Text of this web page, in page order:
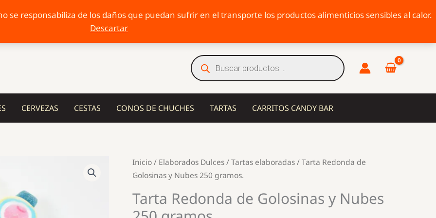
se responsabiliza de los daños que puedan sufrir en el transporte los productos alimenticios sensibles al calor.
Descartar
Búsqueda
de
productos
CERVEZAS CESTAS CONOS DE CHUCHES TARTAS CARRITOS CANDY BAR
Inicio/ Elaborados Dulces/Tartas elaboradas/ Tarta Redonda de
Golosinas y Nubes 250 gramos.
Tarta Redonda de Golosinas y Nubes